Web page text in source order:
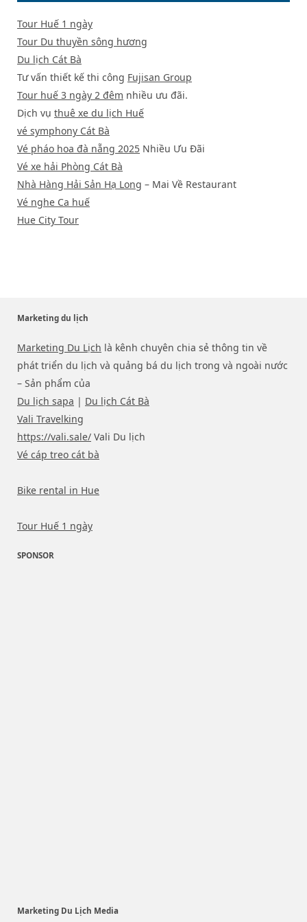
Tour Huế 1 ngày
Tour Du thuyền sông hương
Du lịch Cát Bà
Tư vấn thiết kế thi công Fujisan Group
Tour huế 3 ngày 2 đêm nhiều ưu đãi.
Dịch vụ thuê xe du lịch Huế
vé symphony Cát Bà
Vé pháo hoa đà nẵng 2025 Nhiều Ưu Đãi
Vé xe hải Phòng Cát Bà
Nhà Hàng Hải Sản Hạ Long – Mai Về Restaurant
Vé nghe Ca huế
Hue City Tour
Marketing du lịch
Marketing Du Lịch là kênh chuyên chia sẻ thông tin về
phát triển du lịch và quảng bá du lịch trong và ngoài nước
– Sản phẩm của
Du lịch sapa | Du lịch Cát Bà
Vali Travelking
https://vali.sale/ Vali Du lịch
Vé cáp treo cát bà
Bike rental in Hue
Tour Huế 1 ngày
SPONSOR
Marketing Du Lịch Media